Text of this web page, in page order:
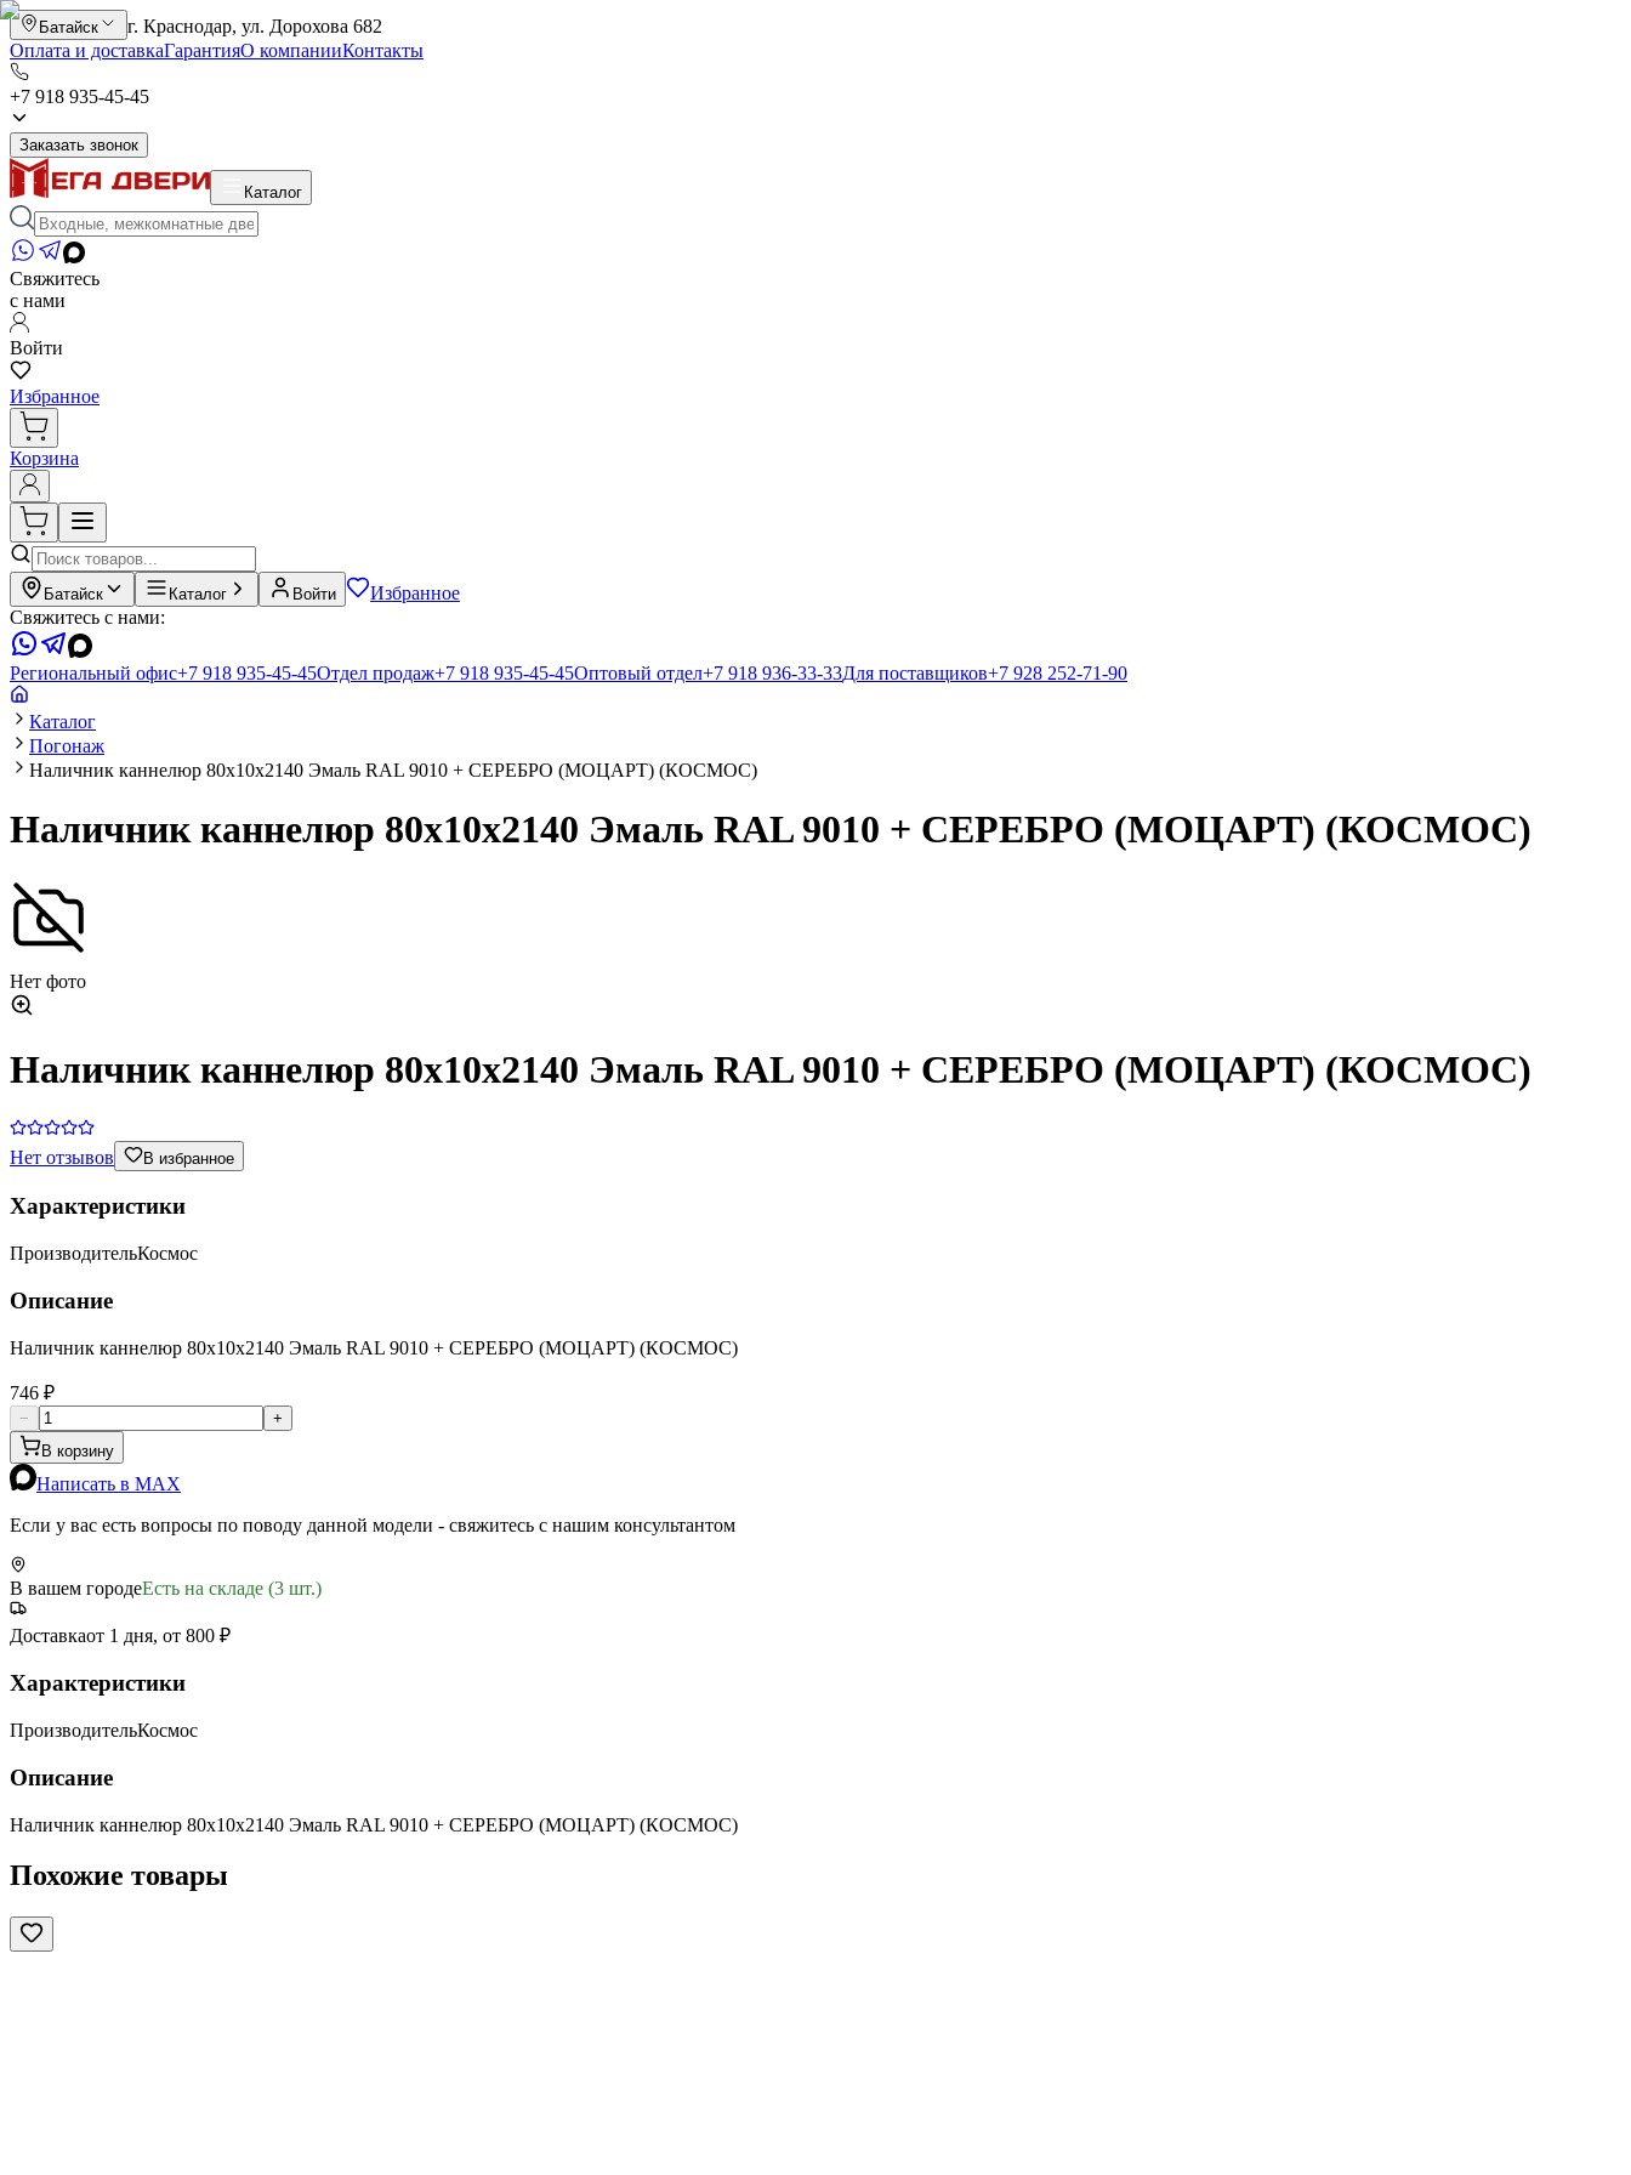
Батайск
г. Краснодар, ул. Дорохова 682
Оплата и доставкаГарантияО компанииКонтакты
+7 918 935-45-45
Заказать звонок
Каталог
Свяжитесь
с нами
Войти
Избранное
Корзина
Батайск Каталог Войти
Избранное
Свяжитесь с нами:
Региональный офис+7 918 935-45-45Отдел продаж+7 918 935-45-45Оптовый отдел+7 918 936-33-33Для поставщиков+7 928 252-71-90
Каталог
Погонаж
Наличник каннелюр 80х10х2140 Эмаль RAL 9010 + СЕРЕБРО (МОЦАРТ) (КОСМОС)
Наличник каннелюр 80х10х2140 Эмаль RAL 9010 + СЕРЕБРО (МОЦАРТ) (КОСМОС)
Нет фото
Наличник каннелюр 80х10х2140 Эмаль RAL 9010 + СЕРЕБРО (МОЦАРТ) (КОСМОС)
Нет отзывов В избранное
Характеристики
ПроизводительКосмос
Описание
Наличник каннелюр 80х10х2140 Эмаль RAL 9010 + СЕРЕБРО (МОЦАРТ) (КОСМОС)
746 ₽
−
+
В корзину
Написать в MAX
Если у вас есть вопросы по поводу данной модели - свяжитесь с нашим консультантом
В вашем городеЕсть на складе (3 шт.)
Доставкаот 1 дня, от 800 ₽
Характеристики
ПроизводительКосмос
Описание
Наличник каннелюр 80х10х2140 Эмаль RAL 9010 + СЕРЕБРО (МОЦАРТ) (КОСМОС)
Похожие товары